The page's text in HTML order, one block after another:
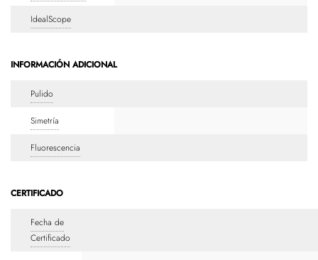
IdealScope
INFORMACIÓN ADICIONAL
Pulido
Simetría
Fluorescencia
CERTIFICADO
Fecha de
Certificado